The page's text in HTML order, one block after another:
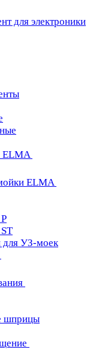
для электроники
ELMA
ELMA
для УЗ-моек
шприцы